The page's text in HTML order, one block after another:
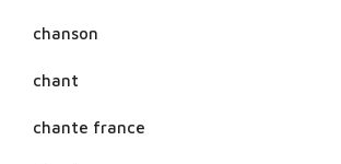
chanson
chant
chante france